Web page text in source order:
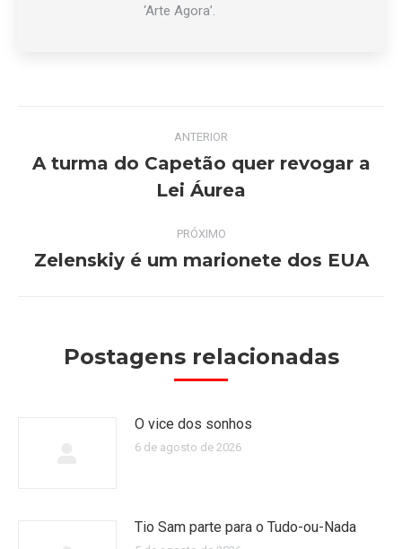
‘Arte Agora’.
Navegação
de
ANTERIOR
Post
anterior:
A turma do Capetão quer revogar a
Lei Áurea
PRÓXIMO
Próximo
Zelenskiy é um marionete dos EUA
Postagens relacionadas
O vice dos sonhos
6 de agosto de 2026
Tio Sam parte para o Tudo-ou-Nada